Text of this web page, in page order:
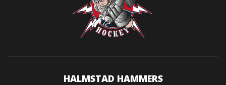
HALMSTAD HAMMERS